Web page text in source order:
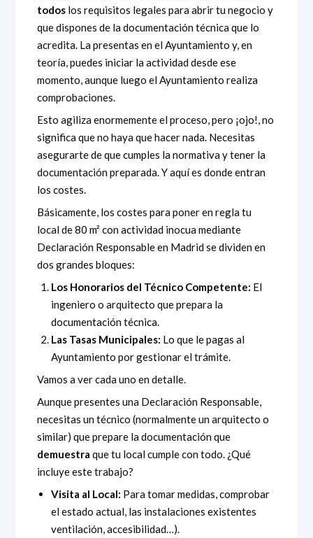
todos los requisitos legales para abrir tu negocio y
que dispones de la documentación técnica que lo
acredita. La presentas en el Ayuntamiento y, en
teoría, puedes iniciar la actividad desde ese
momento, aunque luego el Ayuntamiento realiza
comprobaciones.
Esto agiliza enormemente el proceso, pero ¡ojo!, no
significa que no haya que hacer nada. Necesitas
asegurarte de que cumples la normativa y tener la
documentación preparada. Y aquí es donde entran
los costes.
Básicamente, los costes para poner en regla tu
local de 80 m² con actividad inocua mediante
Declaración Responsable en Madrid se dividen en
dos grandes bloques:
Los Honorarios del Técnico Competente: El
ingeniero o arquitecto que prepara la
documentación técnica.
Las Tasas Municipales: Lo que le pagas al
Ayuntamiento por gestionar el trámite.
Vamos a ver cada uno en detalle.
Aunque presentes una Declaración Responsable,
necesitas un técnico (normalmente un arquitecto o
similar) que prepare la documentación que
demuestra que tu local cumple con todo. ¿Qué
incluye este trabajo?
Visita al Local: Para tomar medidas, comprobar
el estado actual, las instalaciones existentes
ventilación, accesibilidad…).